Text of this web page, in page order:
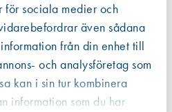
sociala medier och
även sådana
från din enhet till
och analysföretag som
kan i sin tur kombinera
information som du har